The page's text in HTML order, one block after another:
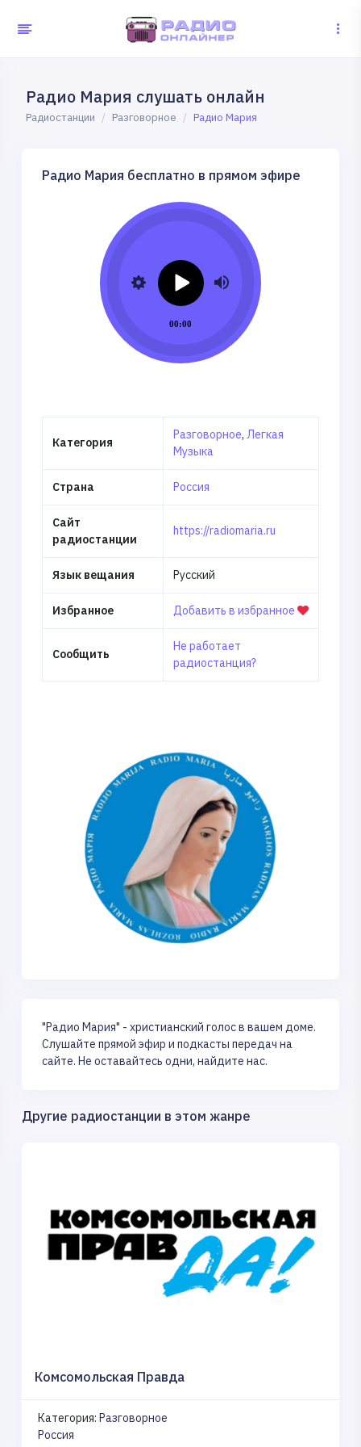
Радио Мария слушать онлайн
Радиостанции Разговорное Радио Мария
Радио Мария бесплатно в прямом эфире
00:00
Категория
Разговорное, Легкая
Музыка
Страна Россия
Сайт
радиостанции
https://radiomaria.ru
Язык вещания Русский
Избранное Добавить в избранное
Сообщить
Не работает
радиостанция?
"Радио Мария" - христианский голос в вашем доме.
Слушайте прямой эфир и подкасты передач на
сайте. Не оставайтесь одни, найдите нас.
Другие радиостанции в этом жанре
Комсомольская Правда
Категория: Разговорное
Россия